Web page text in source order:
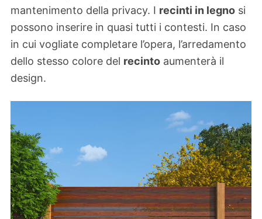
mantenimento della privacy. I recinti in legno si
possono inserire in quasi tutti i contesti. In caso
in cui vogliate completare l’opera, l’arredamento
dello stesso colore del recinto aumenterà il
design.